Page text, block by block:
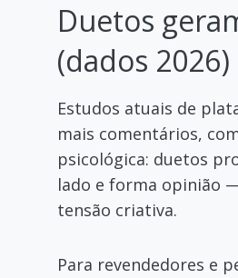
Duetos
(dados 2026)
Estudos atuais de
mais comentários,
psicológica: duetos
lado e forma opinião
tensão criativa.
Para revendedores e